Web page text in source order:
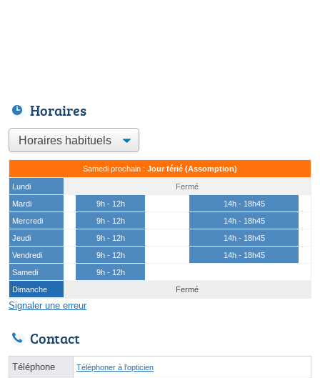
Horaires
Samedi prochain : Jour férié (Assomption)
Lundi
Fermé
Mardi
9h - 12h
14h - 18h45
Mercredi
9h - 12h
14h - 18h45
Jeudi
9h - 12h
14h - 18h45
Vendredi
9h - 12h
14h - 18h45
Samedi
9h - 12h
Dimanche
Fermé
Signaler une erreur
Contact
Téléphone Téléphoner à l'opticien